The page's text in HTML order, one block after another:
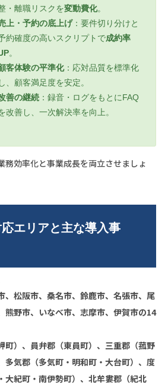
・離職リスクを変動費化。
上・予約の底上げ：要件切り分けと
約確度の高いスクリプトで成約率
。
客体験の平準化：応対品質を標準化
し、顧客満足度を安定。
善の継続：録音・ログをもとにFAQ
改善し、一次解決率を向上。
務効率化と事業成長を両立させましょ
エリアと主な導入事
、松阪市、桑名市、鈴鹿市、名張市、尾
熊野市、いなべ市、志摩市、伊賀市の14
町）、員弁郡（東員町）、三重郡（菰野
多気郡（多気町・明和町・大台町）、度
大紀町・南伊勢町）、北牟婁郡（紀北